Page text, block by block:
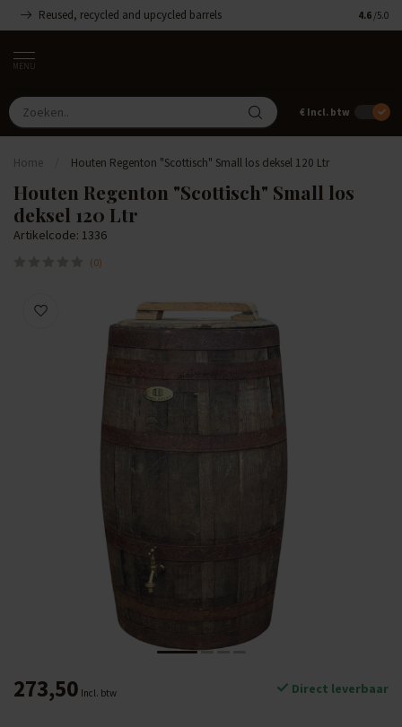
Reused, recycled and upcycled barrels 4.6 /5.0
MENU
€ Incl. btw
Home Houten Regenton "Scottisch" Small los deksel 120 Ltr
Houten Regenton "Scottisch" Small los
deksel 120 Ltr
Artikelcode: 1336
(0)
273,50 Incl. btw Direct leverbaar